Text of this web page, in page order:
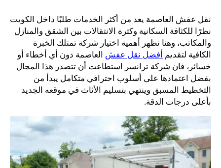
نقل عفش العاصمة يعد من أكثر الخدمات طلبًا داخل الكويت
نظرًا للكثافة السكانية وكثرة الانتقالات بين الشقق والمنازل
والمكاتب، وهنا تظهر أهمية اختيار شركة تمتلك الخبرة
الكافية لتقديم أفضل نقل عفش العاصمة دون أي أخطاء أو
خسائر، فان شركة ترانسر استطاعت أن تتصدر هذا المجال
بفضل اعتمادها على أسلوب احترافي متكامل يبدأ من
التخطيط المسبق وينتهي بتسليم الأثاث في موقعه الجديد
بأعلى درجات الدقة.